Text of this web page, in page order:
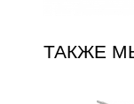
ТАКЖЕ